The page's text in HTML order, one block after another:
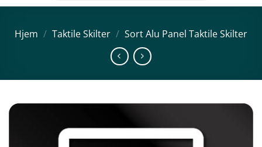
Hjem / Taktile Skilter / Sort Alu Panel Taktile Skilter